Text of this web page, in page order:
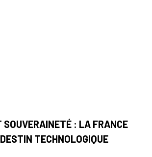
SOUVERAINETÉ : LA FRANCE
TECHNOLOGIQUE